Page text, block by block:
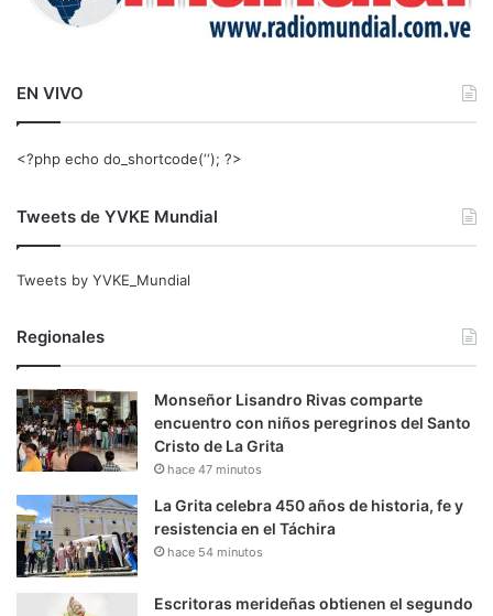
EN VIVO
<?php echo do_shortcode(‘‘); ?>
Tweets de YVKE Mundial
Tweets by YVKE_Mundial
Regionales
Monseñor Lisandro Rivas comparte
encuentro con niños peregrinos del Santo
Cristo de La Grita
hace 47 minutos
La Grita celebra 450 años de historia, fe y
resistencia en el Táchira
hace 54 minutos
Escritoras merideñas obtienen el segundo